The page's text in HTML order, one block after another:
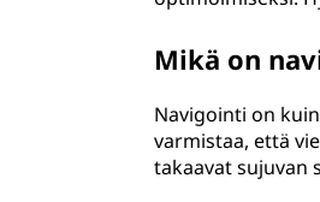
Mikä on
Navigointi on
varmistaa, että
takaavat sujuvan